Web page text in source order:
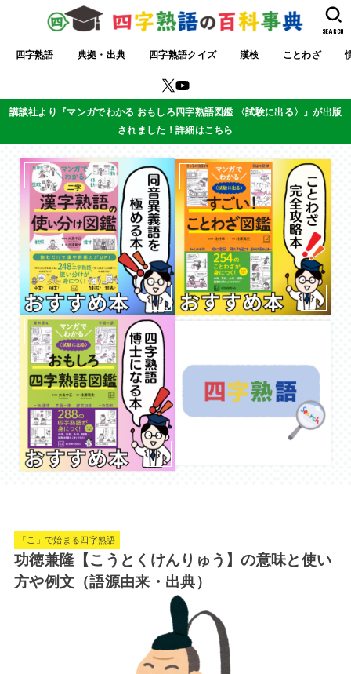
四字熟語 典拠・出典 四字熟語クイズ 漢検 ことわざ
SEARCH
講談社より『マンガでわかる おもしろ四字熟語図鑑 〈試験に出る〉』が出版
されました！詳細はこちら
「こ」で始まる四字熟語
功徳兼隆【こうとくけんりゅう】の意味と使い
方や例文（語源由来・出典）